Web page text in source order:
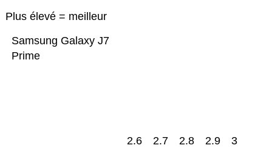
Plus élevé = meilleur
Samsung Galaxy J7
Prime
2.6 2.7 2.8 2.9 3